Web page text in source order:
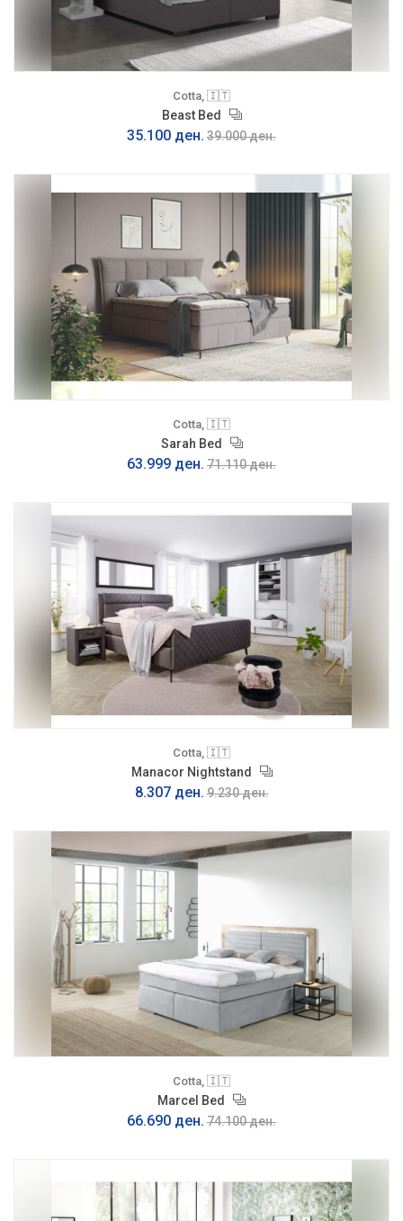
Cotta, 🇮🇹
Beast Bed
35.100 ден. 39.000 ден.
Cotta, 🇮🇹
Sarah Bed
63.999 ден. 71.110 ден.
Cotta, 🇮🇹
Manacor Nightstand
8.307 ден. 9.230 ден.
Cotta, 🇮🇹
Marcel Bed
66.690 ден. 74.100 ден.